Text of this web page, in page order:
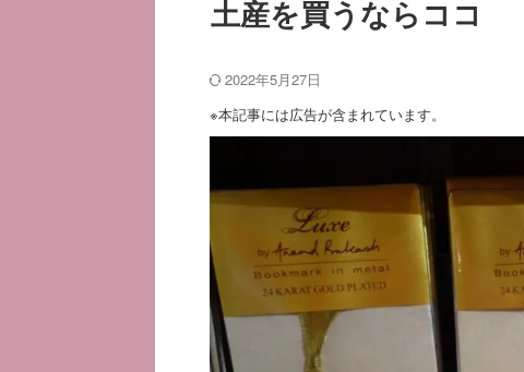
土産を買うならココ
2022年5月27日
※本記事には広告が含まれています。